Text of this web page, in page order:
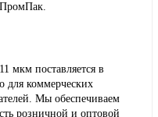
мкм поставляется в
для коммерческих
Мы обеспечиваем
розничной и оптовой